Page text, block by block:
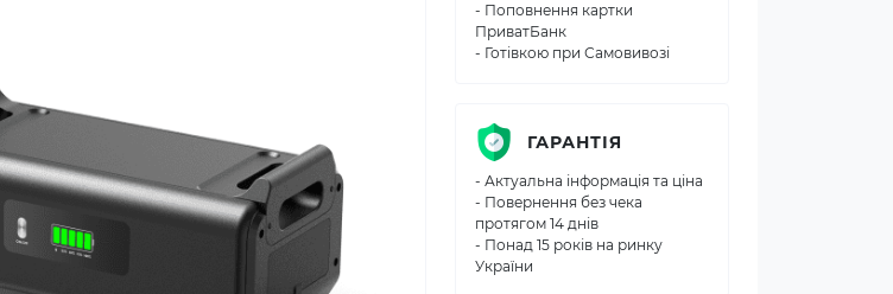
- Поповнення картки
ПриватБанк
- Готівкою при Самовивозі
ГАРАНТІЯ
- Актуальна інформація та ціна
- Повернення без чека
протягом 14 днів
- Понад 15 років на ринку
України